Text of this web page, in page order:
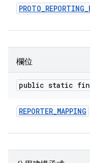
PROTO_REPORTING_
欄位
public static
REPORTER_MAPPING